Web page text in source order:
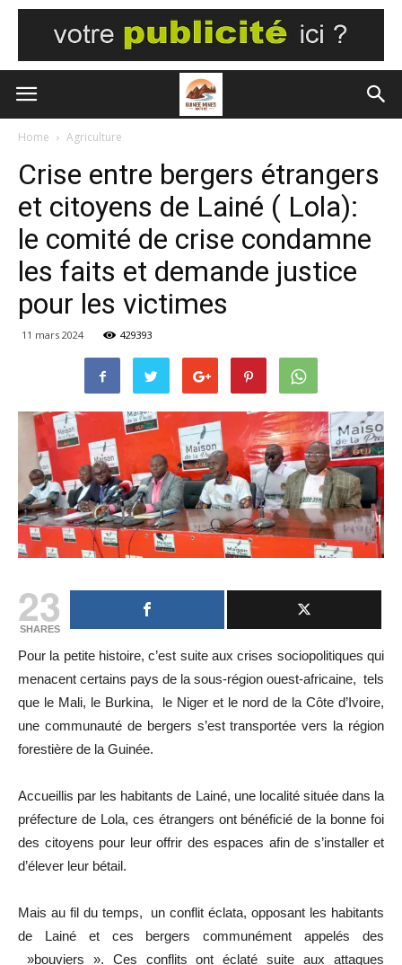
Home Agriculture
Crise entre bergers étrangers
et citoyens de Lainé ( Lola):
le comité de crise condamne
les faits et demande justice
pour les victimes
11 mars 2024 429393
23
SHARES
Pour la petite histoire, c’est suite aux crises sociopolitiques qui
menacent certains pays de la sous-région ouest-africaine, tels
que le Mali, le Burkina, le Niger et le nord de la Côte d’Ivoire,
une communauté de bergers s’est transportée vers la région
forestière de la Guinée.
Accueillis par les habitants de Lainé, une localité située dans la
préfecture de Lola, ces étrangers ont bénéficié de la bonne foi
des citoyens pour leur offrir des espaces afin de s’installer et
d’élever leur bétail.
Mais au fil du temps, un conflit éclata, opposant les habitants
de Lainé et ces bergers communément appelés des
»bouviers ». Ces conflits ont éclaté suite aux attaques